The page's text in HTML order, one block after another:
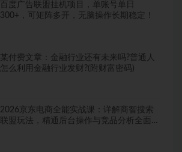
百度广告联盟挂机项目，单账号单日
300+，可矩阵多开，无脑操作长期稳定！
某付费文章：金融行业还有未来吗?普通人
怎么利用金融行业发财?(附财富密码)
2026京东电商全能实战课：详解商智搜索
联盟玩法，精通后台操作与竞品分析全面提